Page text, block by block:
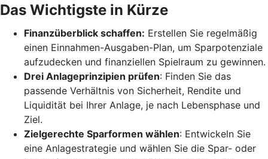
Das Wichtigste in Kürze
Finanzüberblick schaffen: Erstellen Sie regelmäßig
einen Einnahmen-Ausgaben-Plan, um Sparpotenziale
aufzudecken und finanziellen Spielraum zu gewinnen.
Drei Anlageprinzipien prüfen: Finden Sie das
passende Verhältnis von Sicherheit, Rendite und
Liquidität bei Ihrer Anlage, je nach Lebensphase und
Ziel.
Zielgerechte Sparformen wählen: Entwickeln Sie
eine Anlagestrategie und wählen Sie die Spar- oder